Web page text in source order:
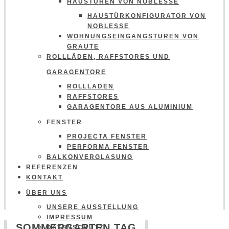
HAUSTÜREN VON NOBLESSE
HAUSTÜRKONFIGURATOR VON
NOBLESSE
WOHNUNGSEINGANGSTÜREN VON
GRAUTE
ROLLLÄDEN, RAFFSTORES UND
GARAGENTORE
ROLLLADEN
RAFFSTORES
GARAGENTORE AUS ALUMINIUM
FENSTER
PROJECTA FENSTER
PERFORMA FENSTER
BALKONVERGLASUNG
REFERENZEN
KONTAKT
ÜBER UNS
UNSERE AUSSTELLUNG
IMPRESSUM
DATENSCHUTZ